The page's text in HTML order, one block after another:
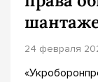
24 февраля